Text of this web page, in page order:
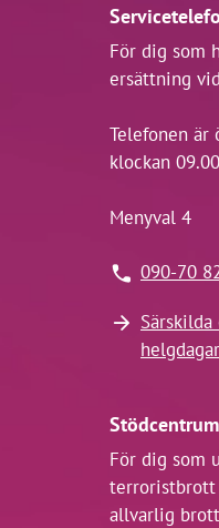
För dig som
ersättning
Telefonen är
klockan
Menyval 4
090-70
helgdagar
Stödcentrum
För dig som
terroristbrott
allvarlig